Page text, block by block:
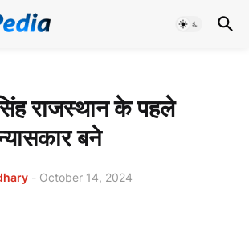
राजस्थान के पहले
बने
- October 14, 2024